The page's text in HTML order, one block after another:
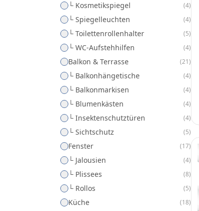
└ Kosmetikspiegel (4)
└ Spiegelleuchten (4)
└ Toilettenrollenhalter (5)
└ WC-Aufstehhilfen (4)
Balkon & Terrasse (21)
└ Balkonhängetische (4)
└ Balkonmarkisen (4)
└ Blumenkästen (4)
└ Insektenschutztüren (4)
└ Sichtschutz (5)
Fenster (17)
└ Jalousien (4)
└ Plissees (8)
└ Rollos (5)
Küche (18)